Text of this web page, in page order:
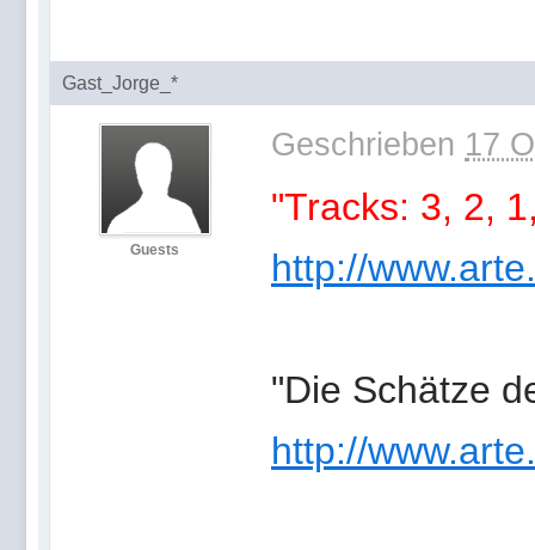
Gast_Jorge_*
Guests
Geschrieben 17
"Tracks: 3, 2,
http://
"Die Schätze
http://